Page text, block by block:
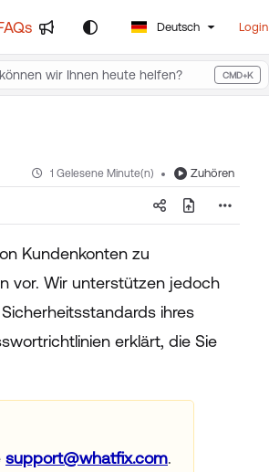
Deutsch Login
wir Ihnen heute helfen? CMD+K
to open search
1 Gelesene Minute(n) Zuhören
Kundenkonten zu
vor. Wir unterstützen jedoch
ihres
erklärt, die Sie
support@whatfix.com.